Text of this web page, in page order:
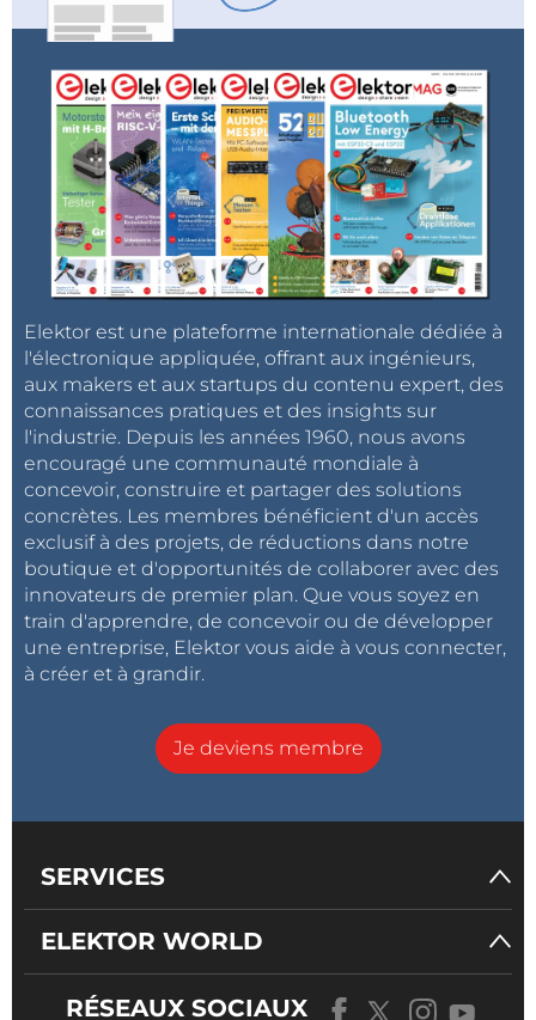
Elektor est une plateforme internationale dédiée à
l'électronique appliquée, offrant aux ingénieurs,
aux makers et aux startups du contenu expert, des
connaissances pratiques et des insights sur
l'industrie. Depuis les années 1960, nous avons
encouragé une communauté mondiale à
concevoir, construire et partager des solutions
concrètes. Les membres bénéficient d'un accès
exclusif à des projets, de réductions dans notre
boutique et d'opportunités de collaborer avec des
innovateurs de premier plan. Que vous soyez en
train d'apprendre, de concevoir ou de développer
une entreprise, Elektor vous aide à vous connecter,
à créer et à grandir.
Je deviens membre
SERVICES
ELEKTOR WORLD
RÉSEAUX SOCIAUX